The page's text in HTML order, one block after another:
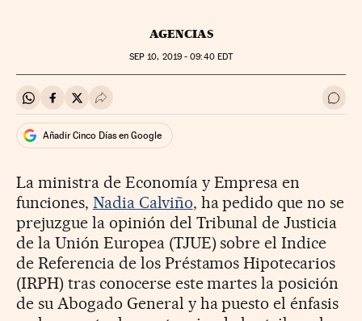
AGENCIAS
SEP 10, 2019 - 09:40EDT
Compartir en Whatsapp
Compartir en Facebook
Compartir en Twitter
Desplegar Redes Sociales Ir a
Añadir Cinco Días en Google
La ministra de Economía y Empresa en
funciones, Nadia Calviño, ha pedido que no se
prejuzgue la opinión del Tribunal de Justicia
de la Unión Europea (TJUE) sobre el Indice
de Referencia de los Préstamos Hipotecarios
(IRPH) tras conocerse este martes la posición
de su Abogado General y ha puesto el énfasis